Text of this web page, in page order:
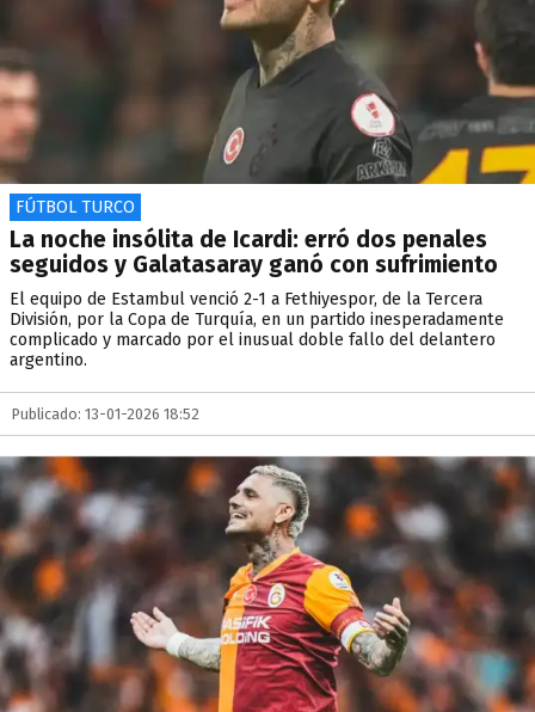
FÚTBOL TURCO
La noche insólita de Icardi: erró dos penales
seguidos y Galatasaray ganó con sufrimiento
El equipo de Estambul venció 2-1 a Fethiyespor, de la Tercera
División, por la Copa de Turquía, en un partido inesperadamente
complicado y marcado por el inusual doble fallo del delantero
argentino.
Publicado: 13-01-2026 18:52